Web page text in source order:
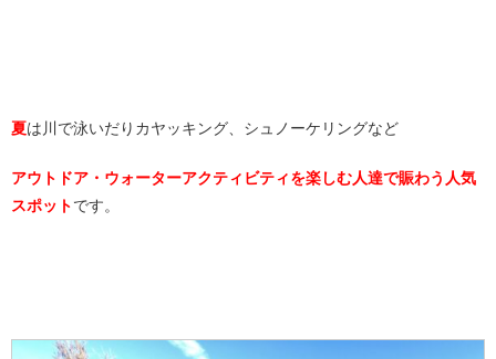
夏は川で泳いだりカヤッキング、シュノーケリングなど
アウトドア・ウォーターアクティビティを楽しむ人達で賑わう人気
スポットです。